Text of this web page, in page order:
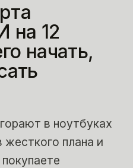
на 12
начать,
в ноутбуках
плана и